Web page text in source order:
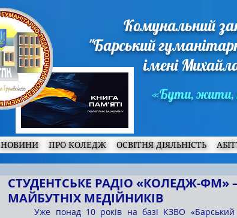
Комунальний
"Барський
імені
«Бути, жити,
НОВИНИ ПРО КОЛЕДЖ ОСВІТНЯ ДІЯЛЬНІСТЬ
СТУДЕНТСЬКЕ РАДІО «КОЛЕДЖ-
МАЙБУТНІХ МЕДІЙНИКІВ
	Уже понад 10 років на базі КЗВО «Барський гуманітарно-педагогічний коледж імені Михайла